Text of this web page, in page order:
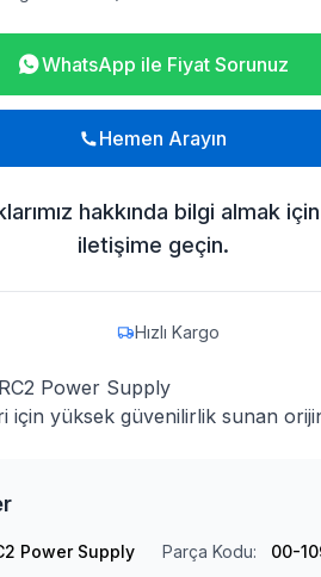
WhatsApp ile Fiyat Sorunuz
Hemen Arayın
hakkında bilgi almak
iletişime geçin.
Hızlı Kargo
Power Supply
için yüksek güvenilirlik sunan
Power Supply Parça Kodu: 00-